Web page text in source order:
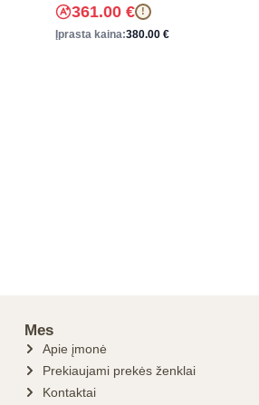
361.00 € !
Įprasta kaina:380.00 €
Mes
Apie įmonė
Prekiaujami prekės ženklai
Kontaktai